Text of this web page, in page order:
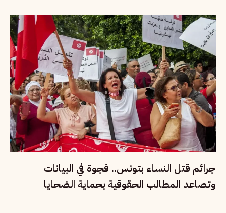
جرائم قتل النساء بتونس.. فجوة في البيانات
وتصاعد المطالب الحقوقية بحماية الضحايا